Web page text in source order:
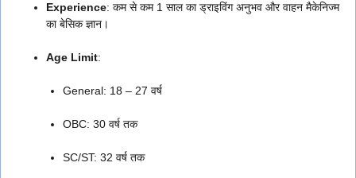
Experience: कम से कम 1 साल का ड्राइविंग अनुभव और वाहन मैकेनिज्म
का बेसिक ज्ञान।
Age Limit:
General: 18 – 27 वर्ष
OBC: 30 वर्ष तक
SC/ST: 32 वर्ष तक